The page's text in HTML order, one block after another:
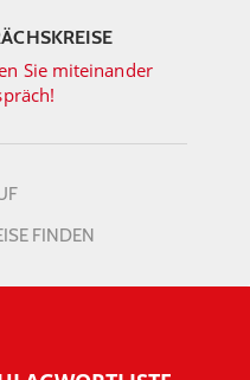
Sie miteinander
FINDEN